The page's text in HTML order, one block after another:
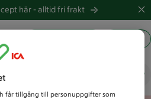
här -alltid fri frakt
idag?
får tillgång till personuppgifter som